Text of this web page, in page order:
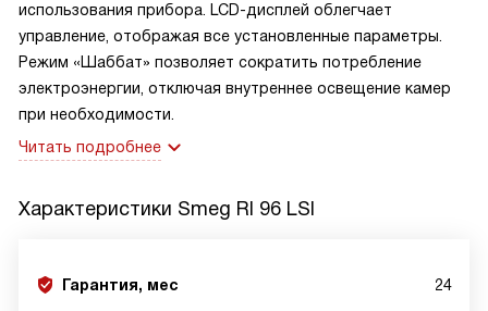
использования прибора. LCD-дисплей облегчает
управление, отображая все установленные параметры.
Режим «Шаббат» позволяет сократить потребление
электроэнергии, отключая внутреннее освещение камер
при необходимости.
Читать подробнее
Характеристики Smeg RI 96 LSI
Гарантия, мес 24